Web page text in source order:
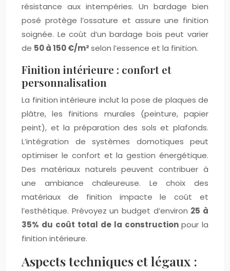
résistance aux intempéries. Un bardage bien
posé protège l’ossature et assure une finition
soignée. Le coût d’un bardage bois peut varier
de 50 à 150 €/m²selon l’essence et la finition.
Finition intérieure : confort et
personnalisation
La finition intérieure inclut la pose de plaques de
plâtre, les finitions murales (peinture, papier
peint), et la préparation des sols et plafonds.
L’intégration de systèmes domotiques peut
optimiser le confort et la gestion énergétique.
Des matériaux naturels peuvent contribuer à
une ambiance chaleureuse. Le choix des
matériaux de finition impacte le coût et
l’esthétique. Prévoyez un budget d’environ 25 à
35% du coût total de la construction pour la
finition intérieure.
Aspects techniques et légaux :